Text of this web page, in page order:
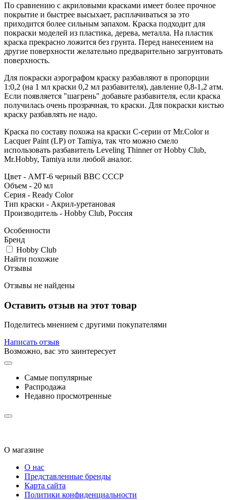
По сравнению с акриловыми красками имеет более прочное
покрытие и быстрее высыхает, расплачиваться за это
приходится более сильным запахом. Краска подходит для
покраски моделей из пластика, дерева, металла. На пластик
краска прекрасно ложится без грунта. Перед нанесением на
другие поверхности желательно предварительно загрунтовать
поверхность.
Для покраски аэрографом краску разбавляют в пропорции
1:0,2 (на 1 мл краски 0,2 мл разбавителя), давление 0,8-1,2 атм.
Если появляется "шагрень" добавьте разбавителя, если краска
получилась очень прозрачная, то краски. Для покраски кистью
краску разбавлять не надо.
Краска по составу похожа на краски C-серии от Mr.Color и
Lacquer Paint (LP) от Tamiya, так что можно смело
использовать разбавитель Leveling Thinner от Hobby Club,
Mr.Hobby, Tamiya или любой аналог.
Цвет - АМТ-6 черный ВВС СССР
Объем - 20 мл
Серия - Ready Color
Тип краски - Акрил-уретановая
Производитель - Hobby Club, Россия
Особенности
Бренд
Hobby Club
Найти похожие
Отзывы
Отзывы не найдены
Оставить отзыв на этот товар
Поделитесь мнением с другими покупателями
Написать отзыв
Возможно, вас это заинтересует
Самые популярные
Распродажа
Недавно просмотренные
О магазине
О нас
Представленные бренды
Карта сайта
Политики конфиденциальности